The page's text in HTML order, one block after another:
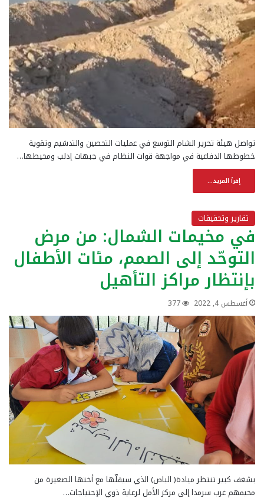
تواصل هيئة تحرير الشام التوسع في عمليات التحصين والتدشيم وتقوية
خطوطها الدفاعية في مواجهة قوات النظام في جبهات إدلب ومحيطها…
إقرأ المزيد...
تقارير وتحقيقات
في مخيمات الشمال: من مرض
التوحّد إلى الصمم، مئات الأطفال
بإنتظار مراكز التأهيل
أغسطس 4, 2022 377
بشغف كبير تنتظر ميادة( الباص) الذي سيقلّها مع أختها الصغيرة من
مخيمهم غرب سرمدا إلى مركز الأمل لرعاية ذوي الإحتياجات…